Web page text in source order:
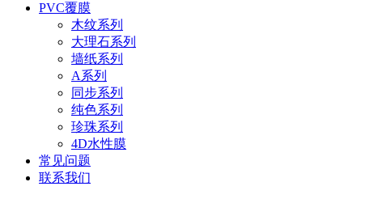
PVC覆膜
木纹系列
大理石系列
墙纸系列
A系列
同步系列
纯色系列
珍珠系列
4D水性膜
常见问题
联系我们